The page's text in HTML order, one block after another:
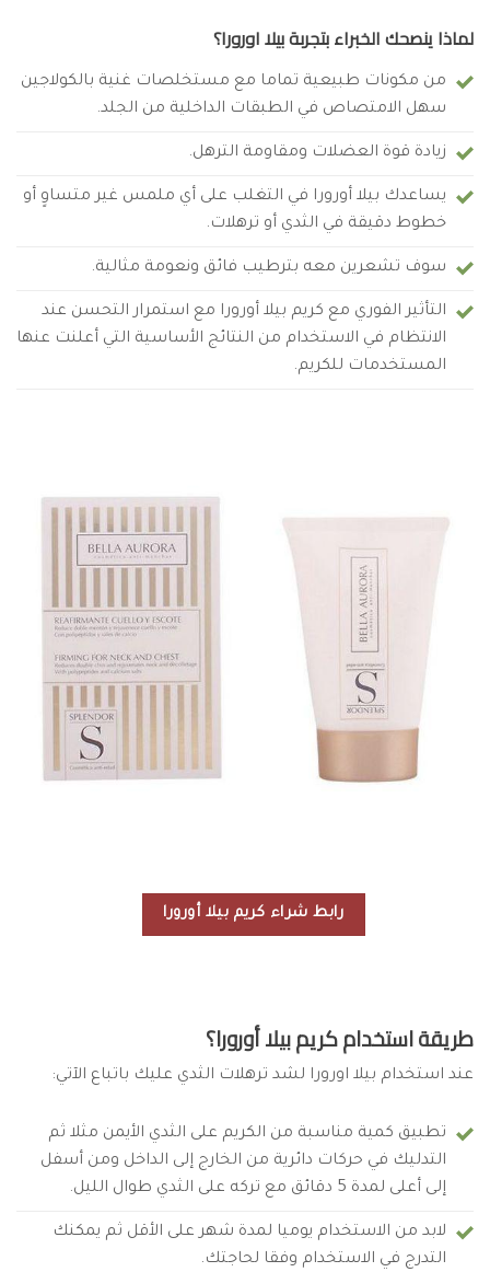
لماذا ينصحك الخبراء بتجربة بيلا اورورا؟
من مكونات طبيعية تماما مع مستخلصات غنية بالكولاجين
سهل الامتصاص في الطبقات الداخلية من الجلد.
زيادة قوة العضلات ومقاومة الترهل.
يساعدك بيلا أورورا في التغلب على أي ملمس غير متساوٍ أو
خطوط دقيقة في الثدي أو ترهلات.
سوف تشعرين معه بترطيب فائق ونعومة مثالية.
التأثير الفوري مع كريم بيلا أورورا مع استمرار التحسن عند
الانتظام في الاستخدام من النتائج الأساسية التي أعلنت عنها
المستخدمات للكريم.
رابط شراء كريم بيلا أورورا
طريقة استخدام كريم بيلا أورورا؟
عند استخدام بيلا اورورا لشد ترهلات الثدي عليك باتباع الآتي:
تطبيق كمية مناسبة من الكريم على الثدي الأيمن مثلا ثم
التدليك في حركات دائرية من الخارج إلى الداخل ومن أسفل
إلى أعلى لمدة 5 دقائق مع تركه على الثدي طوال الليل.
لابد من الاستخدام يوميا لمدة شهر على الأقل ثم يمكنك
التدرج في الاستخدام وفقا لحاجتك.